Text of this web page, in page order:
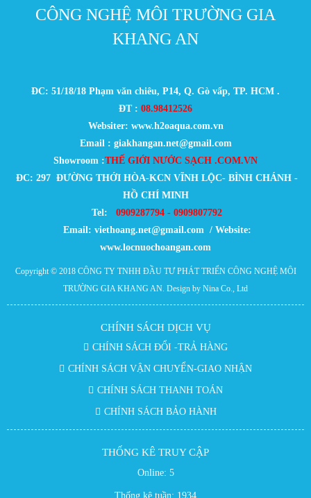
CÔNG NGHỆ MÔI TRƯỜNG GIA
KHANG AN
ĐC: 51/18/18 Phạm văn chiêu, P14, Q. Gò vấp, TP. HCM .
ĐT : 08.98412526
Websiter: www.h2oaqua.com.vn
Email : giakhangan.net@gmail.com
Showroom :THẾ GIỚI NƯỚC SẠCH .COM.VN
ĐC: 297 ĐƯỜNG THỚI HÒA-KCN VĨNH LỘC- BÌNH CHÁNH -
HỒ CHÍ MINH
Tel:
0909287794 - 0909807792
Email: viethoang.net@gmail.com / Website:
www.locnuochoangan.com
Copyright © 2018 CÔNG TY TNHH ĐẦU TƯ PHÁT TRIỂN CÔNG NGHỆ MÔI
TRƯỜNG GIA KHANG AN. Design by Nina Co., Ltd
CHÍNH SÁCH DỊCH VỤ
CHÍNH SÁCH ĐỔI -TRẢ HÀNG
CHÍNH SÁCH VẬN CHUYỂN-GIAO NHẬN
CHÍNH SÁCH THANH TOÁN
CHÍNH SÁCH BẢO HÀNH
THỐNG KÊ TRUY CẬP
Online: 5
Thống kê tuần: 1934